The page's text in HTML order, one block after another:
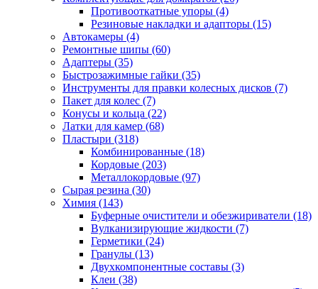
Противооткатные упоры (4)
Резиновые накладки и адапторы (15)
Автокамеры (4)
Ремонтные шипы (60)
Адаптеры (35)
Быстрозажимные гайки (35)
Инструменты для правки колесных дисков (7)
Пакет для колес (7)
Конусы и кольца (22)
Латки для камер (68)
Пластыри (318)
Комбинированные (18)
Кордовые (203)
Металлокордовые (97)
Сырая резина (30)
Химия (143)
Буферные очистители и обезжириватели (18)
Вулканизирующие жидкости (7)
Герметики (24)
Гранулы (13)
Двухкомпонентные составы (3)
Клеи (38)